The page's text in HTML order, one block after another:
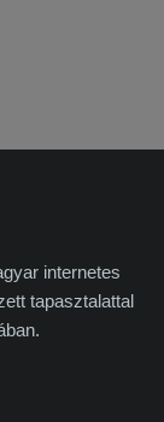
internetes
tapasztalattal